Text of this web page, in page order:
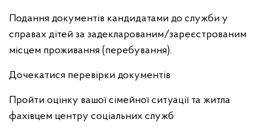
Подання документів кандидатами до служби у
справах дітей за задекларованим/зареєстрованим
місцем проживання (перебування).
Дочекатися перевірки документів
Пройти оцінку вашої сімейної ситуації та житла
фахівцем центру соціальних служб